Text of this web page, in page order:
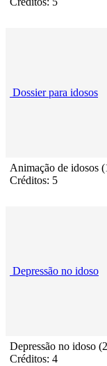
Dossier para idosos
Animação de idosos
Créditos: 5
Depressão no idoso
Depressão no idoso
Créditos: 4